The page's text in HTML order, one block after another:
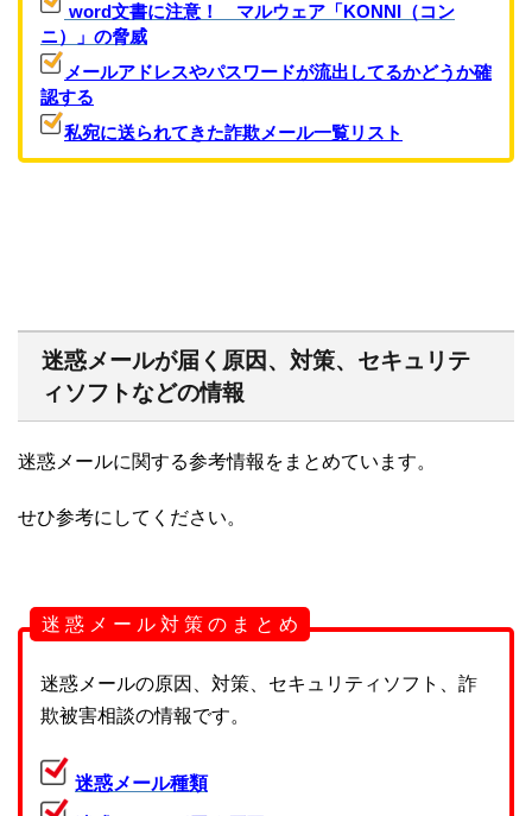
word文書に注意！ マルウェア「KONNI（コン
ニ）」の脅威
メールアドレスやパスワードが流出してるかどうか確
認する
私宛に送られてきた詐欺メール一覧リスト
迷惑メールが届く原因、対策、セキュリテ
ィソフトなどの情報
迷惑メールに関する参考情報をまとめています。
せひ参考にしてください。
迷 惑 メ ー ル 対 策 の ま と め
迷惑メールの原因、対策、セキュリティソフト、詐
欺被害相談の情報です。
迷惑メール種類